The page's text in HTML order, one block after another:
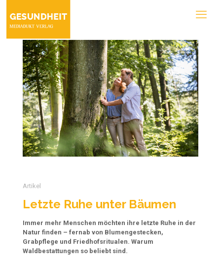
Artikel
Letzte Ruhe unter Bäumen
Immer mehr Menschen möchten ihre letzte Ruhe in der
Natur finden – fernab von Blumengestecken,
Grabpflege und Friedhofsritualen. Warum
Waldbestattungen so beliebt sind.